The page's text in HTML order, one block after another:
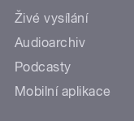
Živé vysílání
Audioarchiv
Podcasty
Mobilní aplikace